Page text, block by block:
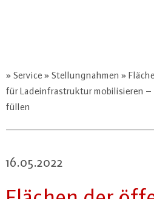
Service Stellungnahmen
für Ladeinfrastruktur mobilisieren –
füllen
16.05.2022